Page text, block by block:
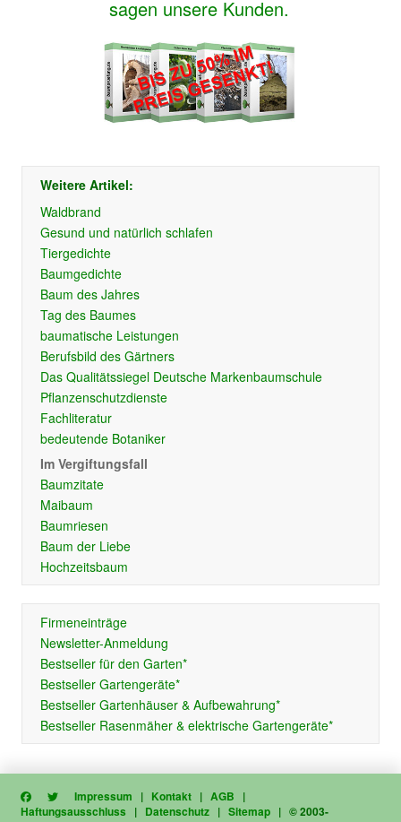
sagen unsere Kunden.
Weitere Artikel:
Waldbrand
Gesund und natürlich schlafen
Tiergedichte
Baumgedichte
Baum des Jahres
Tag des Baumes
baumatische Leistungen
Berufsbild des Gärtners
Das Qualitätssiegel Deutsche Markenbaumschule
Pflanzenschutzdienste
Fachliteratur
bedeutende Botaniker
Im Vergiftungsfall
Baumzitate
Maibaum
Baumriesen
Baum der Liebe
Hochzeitsbaum
Firmeneinträge
Newsletter-Anmeldung
Bestseller für den Garten*
Bestseller Gartengeräte*
Bestseller Gartenhäuser & Aufbewahrung*
Bestseller Rasenmäher & elektrische Gartengeräte*
Impressum | Kontakt |AGB |
Haftungsausschluss | Datenschutz |Sitemap | © 2003-